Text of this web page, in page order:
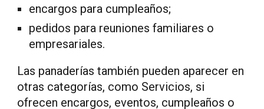
encargos para cumpleaños;
pedidos para reuniones familiares o
empresariales.
Las panaderías también pueden aparecer en
otras categorías, como Servicios, si
ofrecen encargos, eventos, cumpleaños o